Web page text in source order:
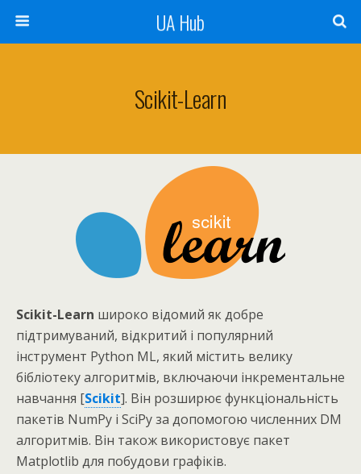
UA Hub
Scikit-Learn
Scikit-Learn широко відомий як добре
підтримуваний, відкритий і популярний
інструмент Python ML, який містить велику
бібліотеку алгоритмів, включаючи інкрементальне
навчання [Scikit]. Він розширює функціональність
пакетів NumPy і SciPy за допомогою численних DM
алгоритмів. Він також використовує пакет
Matplotlib для побудови графіків.